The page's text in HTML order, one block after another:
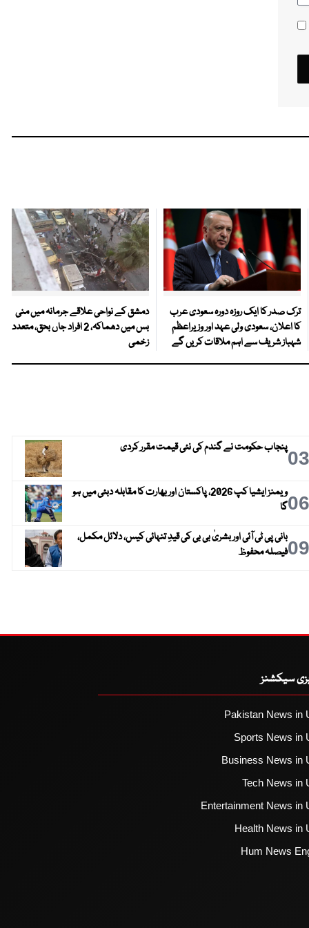
ترک صدر کا ایک روزہ دورہ سعودی عرب
کا اعلان، سعودی ولی عہد اور وزیراعظم
شہباز شریف سے اہم ملاقات کریں گے
دمشق کے نواحی علاقے جرمانہ میں منی
بس میں دھماکہ، 2 افراد جاں بحق، متعدد
زخمی
03پنجاب حکومت نے گندم کی نئی قیمت مقرر کردی
06
ویمنز ایشیا کپ 2026، پاکستان اور بھارت کا مقابلہ دبئی میں ہو
گا
09بانی پی ٹی آئی اور بشریٰ بی بی کی قیدِ تنہائی کیس، دلائل مکمل،
فیصلہ محفوظ
سیکشنز
Pakistan News in
Sports News in
Business News in
Tech News in
Entertainment News in
Health News in
Hum News